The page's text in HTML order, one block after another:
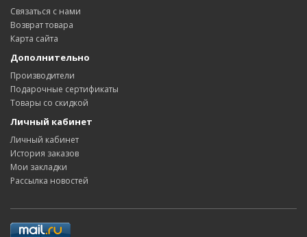
Связаться с нами
Возврат товара
Карта сайта
Дополнительно
Производители
Подарочные сертификаты
Товары со скидкой
Личный кабинет
Личный кабинет
История заказов
Мои закладки
Рассылка новостей